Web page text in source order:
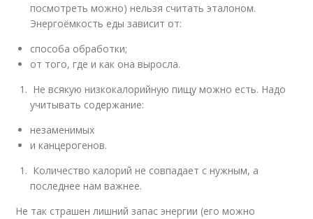
посмотреть можно) нельзя считать эталоном.
Энергоёмкость еды зависит от:
способа обработки;
от того, где и как она выросла.
Не всякую низкокалорийную пищу можно есть. Надо
учитывать содержание:
незаменимых
и канцерогенов.
Количество калорий не совпадает с нужным, а
последнее нам важнее.
Не так страшен лишний запас энергии (его можно